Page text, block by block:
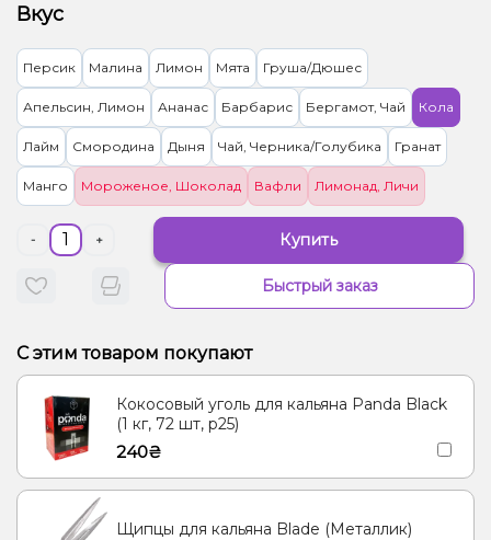
Вкус
Персик Малина Лимон Мята Груша/Дюшес
Апельсин, Лимон Ананас Барбарис Бергамот, Чай Кола
Лайм Смородина Дыня Чай, Черника/Голубика Гранат
Манго Мороженое, Шоколад Вафли Лимонад, Личи
- + Купить
Быстрый заказ
С этим товаром покупают
Кокосовый уголь для кальяна Panda Black
(1 кг, 72 шт, р25)
240₴
Щипцы для кальяна Blade (Металлик)